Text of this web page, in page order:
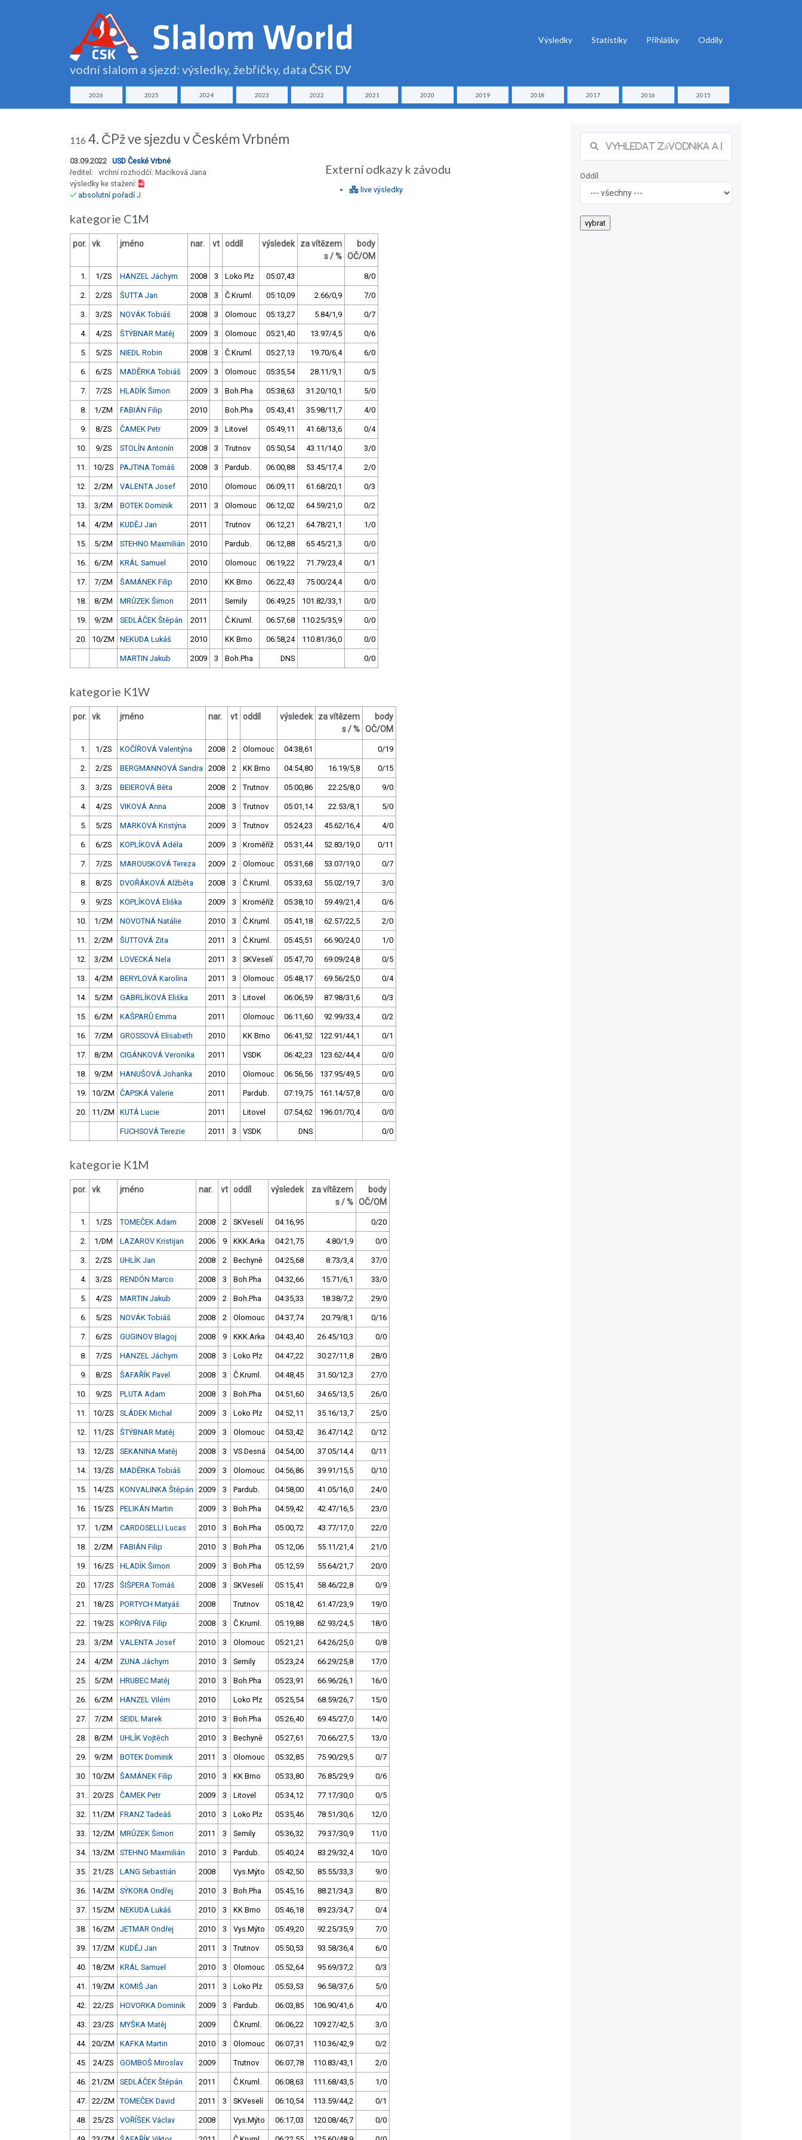
vodní slalom a sjezd: výsledky, žebříčky, data ČSK DV
Výsledky Statistiky Přihlášky Oddíly
2026 2025 2024 2023 2022 2021 2020 2019 2018 2017 2016 2015
116 4. ČPž ve sjezdu v Českém Vrbném
03.09.2022 USD České Vrbné
ředitel: vrchní rozhodčí: Macíková Jana
výsledky ke stažení:
absolutní pořadíJ
Externí odkazy k závodu
live výsledky
kategorie C1M
por. vk jméno nar. vt oddíl výsledek
za vítězem
s / %
body
OČ/OM
1. 1/ZS HANZEL Jáchym 2008 3 Loko Plz 05:07,43 8/0
2. 2/ZS ŠUTTA Jan 2008 3 Č.Kruml. 05:10,09 2.66/0,9 7/0
3. 3/ZS NOVÁK Tobiáš 2008 3 Olomouc 05:13,27 5.84/1,9 0/7
4. 4/ZS ŠTÝBNAR Matěj 2009 3 Olomouc 05:21,40 13.97/4,5 0/6
5. 5/ZS NIEDL Robin 2008 3 Č.Kruml. 05:27,13 19.70/6,4 6/0
6. 6/ZS MADĚRKA Tobiáš 2009 3 Olomouc 05:35,54 28.11/9,1 0/5
7. 7/ZS HLADÍK Šimon 2009 3 Boh.Pha 05:38,63 31.20/10,1 5/0
8. 1/ZM FABIÁN Filip 2010 Boh.Pha 05:43,41 35.98/11,7 4/0
9. 8/ZS ČAMEK Petr 2009 3 Litovel 05:49,11 41.68/13,6 0/4
10. 9/ZS STOLÍN Antonín 2008 3 Trutnov 05:50,54 43.11/14,0 3/0
11. 10/ZS PAJTINA Tomáš 2008 3 Pardub. 06:00,88 53.45/17,4 2/0
12. 2/ZM VALENTA Josef 2010 Olomouc 06:09,11 61.68/20,1 0/3
13. 3/ZM BOTEK Dominik 2011 3 Olomouc 06:12,02 64.59/21,0 0/2
14. 4/ZM KUDĚJ Jan 2011 Trutnov 06:12,21 64.78/21,1 1/0
15. 5/ZM STEHNO Maxmilián 2010 Pardub. 06:12,88 65.45/21,3 0/0
16. 6/ZM KRÁL Samuel 2010 Olomouc 06:19,22 71.79/23,4 0/1
17. 7/ZM ŠAMÁNEK Filip 2010 KK Brno 06:22,43 75.00/24,4 0/0
18. 8/ZM MRŮZEK Šimon 2011 Semily 06:49,25 101.82/33,1 0/0
19. 9/ZM SEDLÁČEK Štěpán 2011 Č.Kruml. 06:57,68 110.25/35,9 0/0
20. 10/ZM NEKUDA Lukáš 2010 KK Brno 06:58,24 110.81/36,0 0/0
MARTIN Jakub 2009 3 Boh.Pha DNS 0/0
kategorie K1W
por. vk jméno nar. vt oddíl výsledek
za vítězem
s / %
body
OČ/OM
1. 1/ZS KOČÍŘOVÁ Valentýna 2008 2 Olomouc 04:38,61 0/19
2. 2/ZS BERGMANNOVÁ Sandra 2008 2 KK Brno 04:54,80 16.19/5,8 0/15
3. 3/ZS BEIEROVÁ Běta 2008 2 Trutnov 05:00,86 22.25/8,0 9/0
4. 4/ZS VIKOVÁ Anna 2008 3 Trutnov 05:01,14 22.53/8,1 5/0
5. 5/ZS MARKOVÁ Kristýna 2009 3 Trutnov 05:24,23 45.62/16,4 4/0
6. 6/ZS KOPLÍKOVÁ Adéla 2009 3 Kroměříž 05:31,44 52.83/19,0 0/11
7. 7/ZS MAROUSKOVÁ Tereza 2009 2 Olomouc 05:31,68 53.07/19,0 0/7
8. 8/ZS DVOŘÁKOVÁ Alžběta 2008 3 Č.Kruml. 05:33,63 55.02/19,7 3/0
9. 9/ZS KOPLÍKOVÁ Eliška 2009 3 Kroměříž 05:38,10 59.49/21,4 0/6
10. 1/ZM NOVOTNÁ Natálie 2010 3 Č.Kruml. 05:41,18 62.57/22,5 2/0
11. 2/ZM ŠUTTOVÁ Zita 2011 3 Č.Kruml. 05:45,51 66.90/24,0 1/0
12. 3/ZM LOVECKÁ Nela 2011 3 SKVeselí 05:47,70 69.09/24,8 0/5
13. 4/ZM BERYLOVÁ Karolína 2011 3 Olomouc 05:48,17 69.56/25,0 0/4
14. 5/ZM GABRLÍKOVÁ Eliška 2011 3 Litovel 06:06,59 87.98/31,6 0/3
15. 6/ZM KAŠPARŮ Emma 2011 Olomouc 06:11,60 92.99/33,4 0/2
16. 7/ZM GROSSOVÁ Elisabeth 2010 KK Brno 06:41,52 122.91/44,1 0/1
17. 8/ZM CIGÁNKOVÁ Veronika 2011 VSDK 06:42,23 123.62/44,4 0/0
18. 9/ZM HANUŠOVÁ Johanka 2010 Olomouc 06:56,56 137.95/49,5 0/0
19. 10/ZM ČAPSKÁ Valerie 2011 Pardub. 07:19,75 161.14/57,8 0/0
20. 11/ZM KUTÁ Lucie 2011 Litovel 07:54,62 196.01/70,4 0/0
FUCHSOVÁ Terezie 2011 3 VSDK DNS 0/0
kategorie K1M
por. vk jméno nar. vt oddíl výsledek
za vítězem
s / %
body
OČ/OM
1. 1/ZS TOMEČEK Adam 2008 2 SKVeselí 04:16,95 0/20
2. 1/DM LAZAROV Kristijan 2006 9 KKK.Arka 04:21,75 4.80/1,9 0/0
3. 2/ZS UHLÍK Jan 2008 2 Bechyně 04:25,68 8.73/3,4 37/0
4. 3/ZS RENDÓN Marco 2008 3 Boh.Pha 04:32,66 15.71/6,1 33/0
5. 4/ZS MARTIN Jakub 2009 2 Boh.Pha 04:35,33 18.38/7,2 29/0
6. 5/ZS NOVÁK Tobiáš 2008 2 Olomouc 04:37,74 20.79/8,1 0/16
7. 6/ZS GUGINOV Blagoj 2008 9 KKK.Arka 04:43,40 26.45/10,3 0/0
8. 7/ZS HANZEL Jáchym 2008 3 Loko Plz 04:47,22 30.27/11,8 28/0
9. 8/ZS ŠAFAŘÍK Pavel 2008 3 Č.Kruml. 04:48,45 31.50/12,3 27/0
10. 9/ZS PLUTA Adam 2008 3 Boh.Pha 04:51,60 34.65/13,5 26/0
11. 10/ZS SLÁDEK Michal 2009 3 Loko Plz 04:52,11 35.16/13,7 25/0
12. 11/ZS ŠTÝBNAR Matěj 2009 3 Olomouc 04:53,42 36.47/14,2 0/12
13. 12/ZS SEKANINA Matěj 2008 3 VS Desná 04:54,00 37.05/14,4 0/11
14. 13/ZS MADĚRKA Tobiáš 2009 3 Olomouc 04:56,86 39.91/15,5 0/10
15. 14/ZS KONVALINKA Štěpán 2009 3 Pardub. 04:58,00 41.05/16,0 24/0
16. 15/ZS PELIKÁN Martin 2009 3 Boh.Pha 04:59,42 42.47/16,5 23/0
17. 1/ZM CARDOSELLI Lucas 2010 3 Boh.Pha 05:00,72 43.77/17,0 22/0
18. 2/ZM FABIÁN Filip 2010 3 Boh.Pha 05:12,06 55.11/21,4 21/0
19. 16/ZS HLADÍK Šimon 2009 3 Boh.Pha 05:12,59 55.64/21,7 20/0
20. 17/ZS ŠIŠPERA Tomáš 2008 3 SKVeselí 05:15,41 58.46/22,8 0/9
21. 18/ZS PORTYCH Matyáš 2008 Trutnov 05:18,42 61.47/23,9 19/0
22. 19/ZS KOPŘIVA Filip 2008 3 Č.Kruml. 05:19,88 62.93/24,5 18/0
23. 3/ZM VALENTA Josef 2010 3 Olomouc 05:21,21 64.26/25,0 0/8
24. 4/ZM ZUNA Jáchym 2010 3 Semily 05:23,24 66.29/25,8 17/0
25. 5/ZM HRUBEC Matěj 2010 3 Boh.Pha 05:23,91 66.96/26,1 16/0
26. 6/ZM HANZEL Vilém 2010 Loko Plz 05:25,54 68.59/26,7 15/0
27. 7/ZM SEIDL Marek 2010 3 Boh.Pha 05:26,40 69.45/27,0 14/0
28. 8/ZM UHLÍK Vojtěch 2010 3 Bechyně 05:27,61 70.66/27,5 13/0
29. 9/ZM BOTEK Dominik 2011 3 Olomouc 05:32,85 75.90/29,5 0/7
30. 10/ZM ŠAMÁNEK Filip 2010 3 KK Brno 05:33,80 76.85/29,9 0/6
31. 20/ZS ČAMEK Petr 2009 3 Litovel 05:34,12 77.17/30,0 0/5
32. 11/ZM FRANZ Tadeáš 2010 3 Loko Plz 05:35,46 78.51/30,6 12/0
33. 12/ZM MRŮZEK Šimon 2011 3 Semily 05:36,32 79.37/30,9 11/0
34. 13/ZM STEHNO Maxmilián 2010 3 Pardub. 05:40,24 83.29/32,4 10/0
35. 21/ZS LANG Sebastián 2008 Vys.Mýto 05:42,50 85.55/33,3 9/0
36. 14/ZM SÝKORA Ondřej 2010 3 Boh.Pha 05:45,16 88.21/34,3 8/0
37. 15/ZM NEKUDA Lukáš 2010 3 KK Brno 05:46,18 89.23/34,7 0/4
38. 16/ZM JETMAR Ondřej 2010 3 Vys.Mýto 05:49,20 92.25/35,9 7/0
39. 17/ZM KUDĚJ Jan 2011 3 Trutnov 05:50,53 93.58/36,4 6/0
40. 18/ZM KRÁL Samuel 2010 3 Olomouc 05:52,64 95.69/37,2 0/3
41. 19/ZM KOMIŠ Jan 2011 3 Loko Plz 05:53,53 96.58/37,6 5/0
42. 22/ZS HOVORKA Dominik 2009 3 Pardub. 06:03,85 106.90/41,6 4/0
43. 23/ZS MYŠKA Matěj 2009 Č.Kruml. 06:06,22 109.27/42,5 3/0
44. 20/ZM KAFKA Martin 2010 3 Olomouc 06:07,31 110.36/42,9 0/2
45. 24/ZS GOMBOŠ Miroslav 2009 Trutnov 06:07,78 110.83/43,1 2/0
46. 21/ZM SEDLÁČEK Štěpán 2011 Č.Kruml. 06:08,63 111.68/43,5 1/0
47. 22/ZM TOMEČEK David 2011 3 SKVeselí 06:10,54 113.59/44,2 0/1
48. 25/ZS VOŘÍŠEK Václav 2008 Vys.Mýto 06:17,03 120.08/46,7 0/0
Oddíl